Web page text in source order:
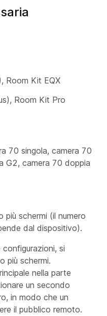
Room Kit EQX
Room Kit Pro
70 singola, camera 70
G2, camera 70 doppia
più schermi (il numero
dal dispositivo).
si
più schermi.
nella parte
un secondo
in modo che un
il pubblico remoto.